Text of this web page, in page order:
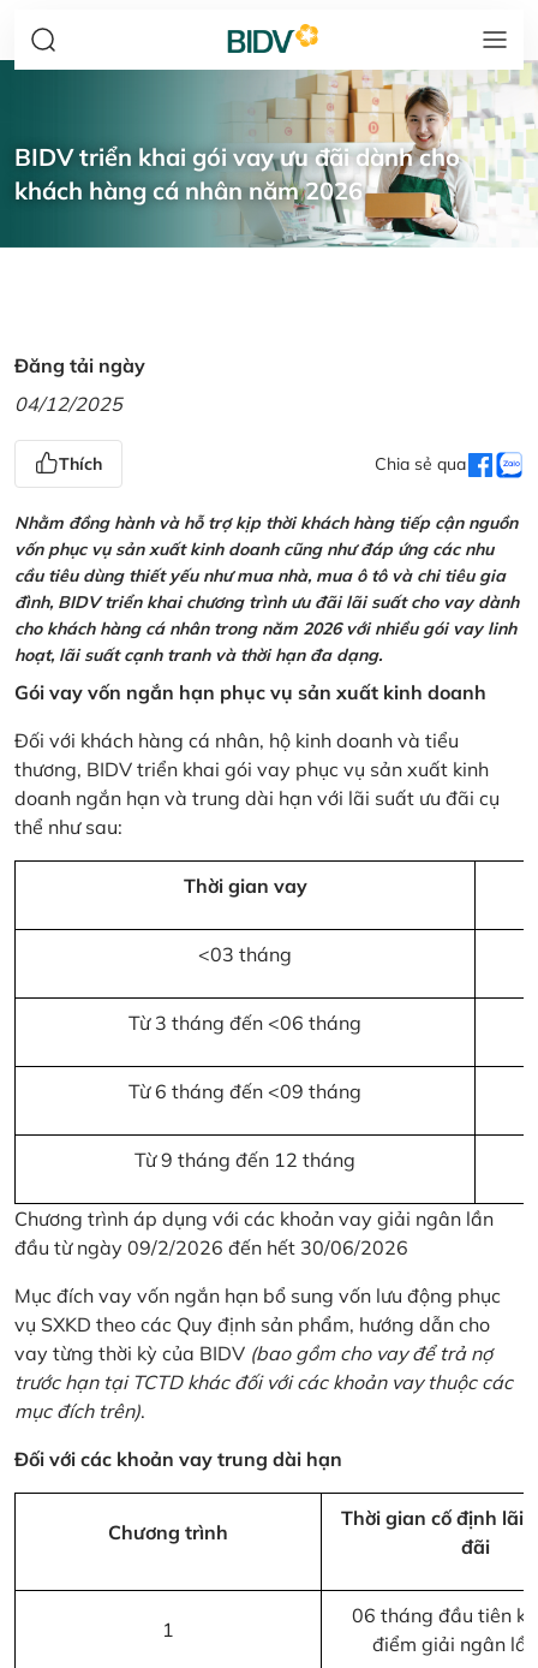
BIDV triển khai gói vay ưu đãi dành cho
khách hàng cá nhân năm 2026
Đăng tải ngày
04/12/2025
Thích Chia sẻ qua
Nhằm đồng hành và hỗ trợ kịp thời khách hàng tiếp cận nguồn
vốn phục vụ sản xuất kinh doanh cũng như đáp ứng các nhu
cầu tiêu dùng thiết yếu như mua nhà, mua ô tô và chi tiêu gia
đình, BIDV triển khai chương trình ưu đãi lãi suất cho vay dành
cho khách hàng cá nhân trong năm 2026 với nhiều gói vay linh
hoạt, lãi suất cạnh tranh và thời hạn đa dạng.
Gói vay vốn ngắn hạn phục vụ sản xuất kinh doanh
Đối với khách hàng cá nhân, hộ kinh doanh và tiểu
thương, BIDV triển khai gói vay phục vụ sản xuất kinh
doanh ngắn hạn và trung dài hạn với lãi suất ưu đãi cụ
thể như sau:
Thời gian vay
<03 tháng
Từ 3 tháng đến <06 tháng
Từ 6 tháng đến <09 tháng
Từ 9 tháng đến 12 tháng
Chương trình áp dụng với các khoản vay giải ngân lần
đầu từ ngày 09/2/2026 đến hết 30/06/2026
Mục đích vay vốn ngắn hạn bổ sung vốn lưu động phục
vụ SXKD theo các Quy định sản phẩm, hướng dẫn cho
vay từng thời kỳ của BIDV (bao gồm cho vay để trả nợ
trước hạn tại TCTD khác đối với các khoản vay thuộc các
mục đích trên).
Đối với các khoản vay trung dài hạn
Chương trình
Thời gian cố định lãi
đãi
1
06 tháng đầu tiên
điểm giải ngân